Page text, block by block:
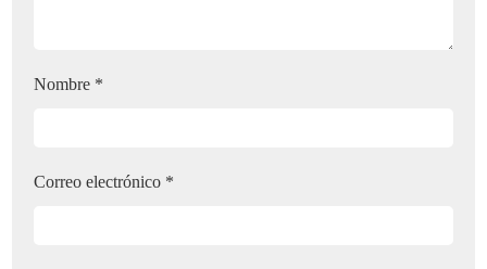
Nombre *
Correo electrónico *